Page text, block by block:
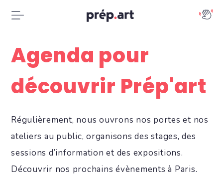
Agenda pour
découvrir Prép'art
Régulièrement, nous ouvrons nos portes et nos
ateliers au public, organisons des stages, des
sessions d’information et des expositions.
Découvrir nos prochains évènements à Paris.